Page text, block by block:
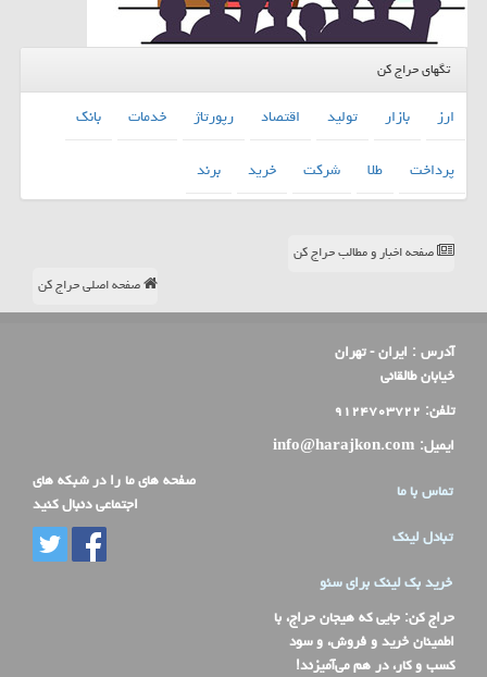
تگهای حراج کن
ارز بازار تولید اقتصاد رپورتاژ خدمات
بانك
پرداخت
طلا شركت خرید برند
صفحه اخبار و مطالب حراج کن
صفحه اصلی حراج کن
آدرس : ایران - تهران
خیابان طالقانی
تلفن: ۹۱۲۴۷۰۳۷۲۲
ایمیل: info@harajkon.com
تماس با ما
تبادل لینک
خرید بک لینک برای سئو
حراج کن: جایی که هیجان حراج، با
اطمینان خرید و فروش، و سود
کسب و کار، در هم می‌آمیزند!
صفحه های ما را در شبکه های
اجتماعی دنبال کنید